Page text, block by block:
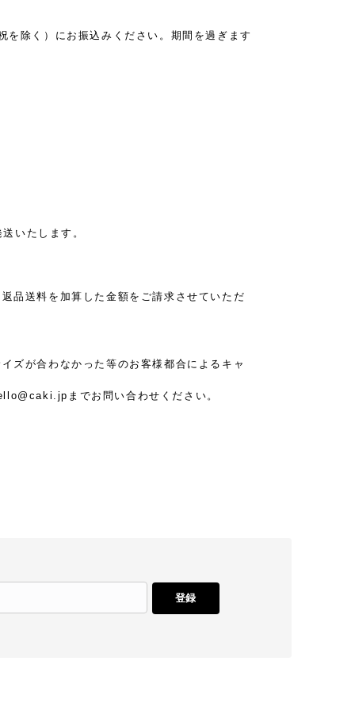
除く）にお振込みください。期間を過ぎます
いたします。
品送料を加算した金額をご請求させていただ
ズが合わなかった等のお客様都合によるキャ
までお問い合わせください。
登録